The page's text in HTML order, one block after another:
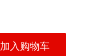
加入购物车